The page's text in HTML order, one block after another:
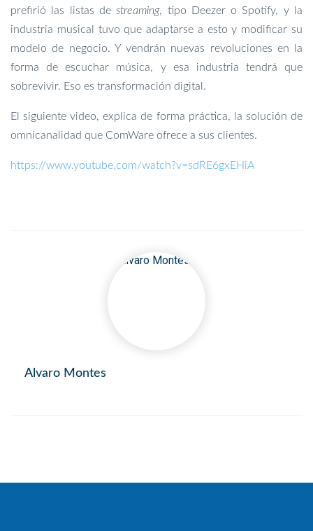
prefirió las listas destreaming, tipo Deezer o Spotify, y la
industria musical tuvo que adaptarse a esto y modificar su
modelo de negocio. Y vendrán nuevas revoluciones en la
forma de escuchar música, y esa industria tendrá que
sobrevivir. Eso es transformación digital.
El siguiente video, explica de forma práctica, la solución de
omnicanalidad que ComWare ofrece a sus clientes.
https://www.youtube.com/watch?v=sdRE6gxEHiA
Alvaro Montes